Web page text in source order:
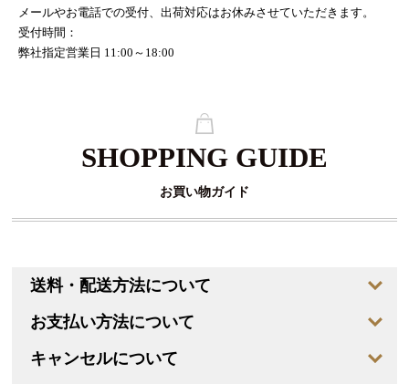
メールやお電話での受付、出荷対応はお休みさせていただきます。
受付時間：
弊社指定営業日 11:00～18:00
SHOPPING GUIDE
お買い物ガイド
送料・配送方法について
お支払い方法について
キャンセルについて